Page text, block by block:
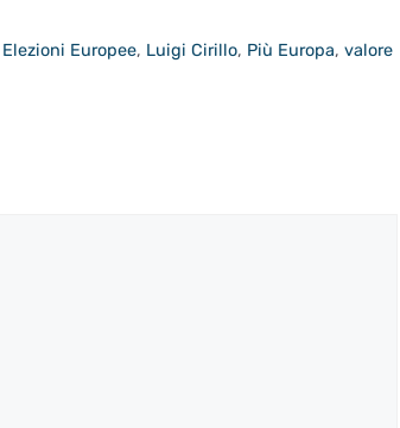
Elezioni Europee, Luigi Cirillo, Più Europa,valore